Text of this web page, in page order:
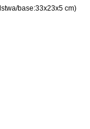
base:33x23x5 cm)